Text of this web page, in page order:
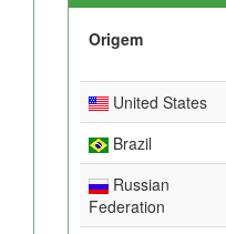
Origem
United States
Brazil
Russian
Federation